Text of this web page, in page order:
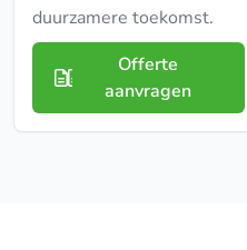
duurzamere toekomst.
Offerte
aanvragen